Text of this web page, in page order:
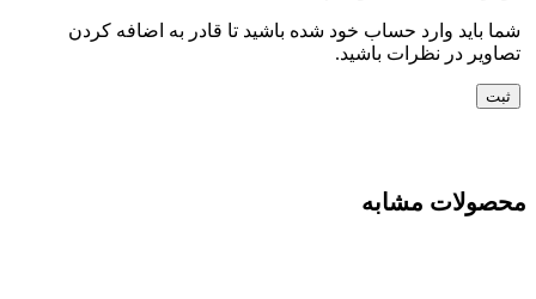
شما باید وارد حساب خود شده باشید تا قادر به اضافه کردن
تصاویر در نظرات باشید.
محصولات مشابه